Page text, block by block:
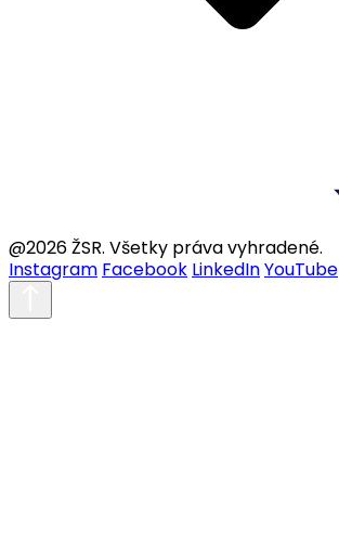
@2026 ŽSR. Všetky práva vyhradené.
Instagram Facebook LinkedInYouTube